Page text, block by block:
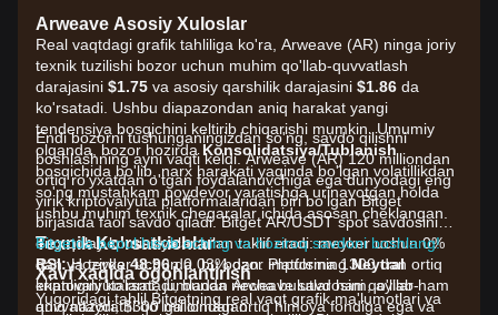
Arweave Asosiy Xuloslar
Real vaqtdagi grafik tahliliga ko'ra, Arweave (AR) ninga joriy
texnik tuzilishi bozor uchun muhim qo'llab-quvvatlash
darajasini $1.75 va asosiy qarshilik darajasini $1.86 da
ko'rsatadi. Ushbu diapazondan aniq harakat yangi
tendensiya bosqichini keltirib chiqarishi mumkin. Umumiy
olganda, bozor hozirdaKonsolidatsiya/Tublanish
bosqichida bo'lib, narx harakati yaqinda bo'lgan volatillikdan
so'ng mustahkam poydevor yaratishga urinayotgan holda
ushbu muhim texnik chegaralar ichida asosan cheklangan.
Texnik Ko'rsatkichlar
RSI:Hozirda48.96da, bu bozor impulsiningNeytral
ekanligini ko'rsatadi, bunda necha bulutlar ham, ayilar ham
aniq nazoratni qo'lga olmagan.
Endi bozorni tushunganingizdan so'ng, savdo qilishni
boshlashning ayni vaqti keldi. Arweave (AR) 120 milliondan
ortiq ro'yxatdan o'tgan foydalanuvchiga ega dunyodagi eng
yirik kriptovalyuta platformalaridan biri bo'lgan Bitget
birjasida faol savdo qiladi. Bitget AR/USDT spot savdosini
eng qulay komissiyalar bilan taklif etadi: meyker uchun 0%
dan va teyker uchun 0.03% dan. Platforma 1300 dan ortiq
kriptovalyutalarni, jumladan Arweave savdosini qo'llab-
quvvatlaydi, $300 milliondan ortiq himoya fondiga ega va
Bitgetda bepul hisob oching va hoziroq savdoni boshlang!
Xavf xaqida ogohlantirish
Yuqoridagi tahlil Bitgetning real vaqt grafik ma'lumotlari va